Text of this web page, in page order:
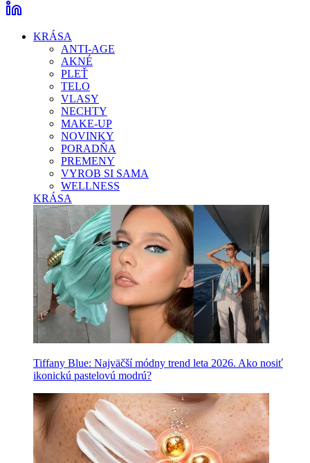
KRÁSA
ANTI-AGE
AKNÉ
PLEŤ
TELO
VLASY
NECHTY
MAKE-UP
NOVINKY
PORADŇA
PREMENY
VYROB SI SAMA
WELLNESS
KRÁSA
Tiffany Blue: Najväčší módny trend leta 2026. Ako nosiť
ikonickú pastelovú modrú?